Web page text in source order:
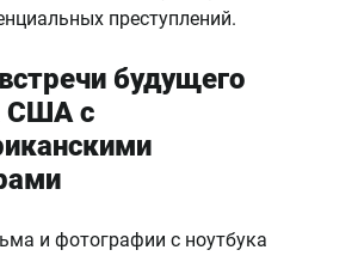
преступлений.
будущего
США с
и фотографии с ноутбука